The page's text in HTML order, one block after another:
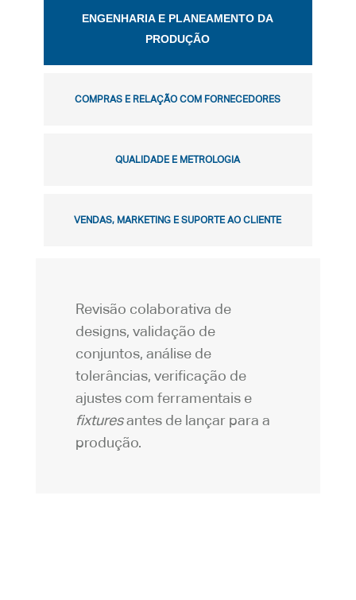
ENGENHARIA E PLANEAMENTO DA
PRODUÇÃO
COMPRAS E RELAÇÃO COM FORNECEDORES
QUALIDADE E METROLOGIA
VENDAS, MARKETING E SUPORTE AO CLIENTE
Revisão colaborativa de
designs, validação de
conjuntos, análise de
tolerâncias, verificação de
ajustes com ferramentais e
fixturesantes de lançar para a
produção.